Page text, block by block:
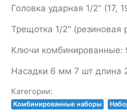
Головка ударная 1/2" (17,
Трещотка 1/2" (резиновая
Ключи комбинированные:
Насадки 6 мм 7 шт длина
Категории:
Комбинированные наборы